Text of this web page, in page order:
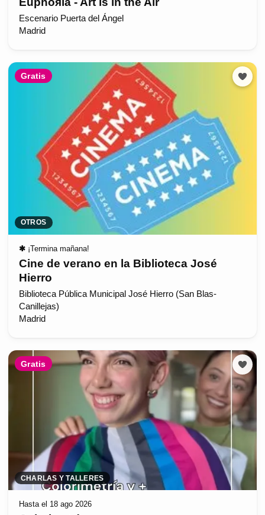
Escenario Puerta del Ángel
Madrid
Gratis
OTROS
✱ ¡Termina mañana!
Cine de verano en la Biblioteca José
Hierro
Biblioteca Pública Municipal José Hierro (San Blas-
Canillejas)
Madrid
Gratis
CHARLAS Y TALLERES
Hasta el 18 ago 2026